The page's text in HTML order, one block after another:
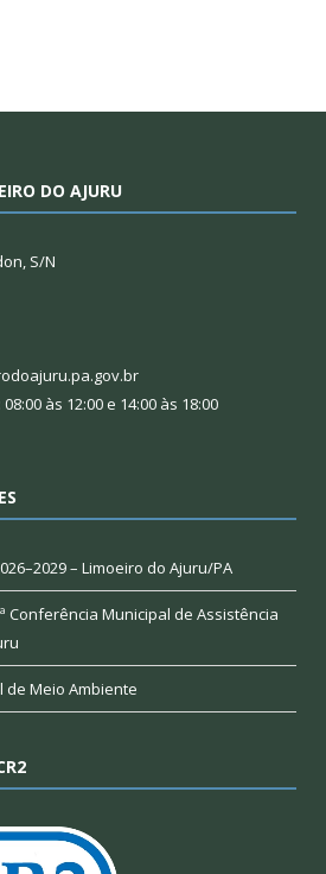
DO AJURU
S/N
às 12:00 e 14:00 às 18:00
– Limoeiro do Ajuru/PA
Conferência Municipal de Assistência
de Meio Ambiente